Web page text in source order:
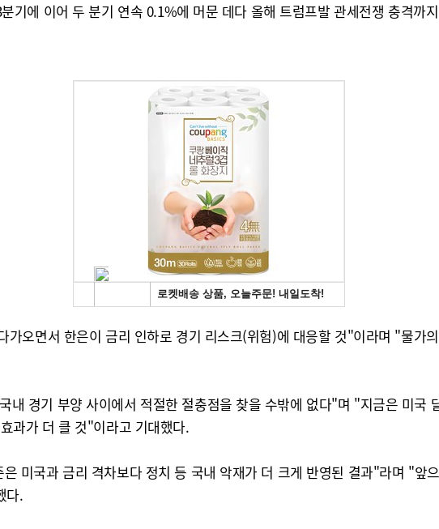
기에 이어 두 분기 연속 0.1%에 머문 데다 올해 트럼프발 관세전쟁 충격까
오면서 한은이 금리 인하로 경기 리스크(위험)에 대응할 것"이라며 "물가
내 경기 부양 사이에서 적절한 절충점을 찾을 수밖에 없다"며 "지금은 미국
과가 더 클 것"이라고 기대했다.
미국과 금리 격차보다 정치 등 국내 악재가 더 크게 반영된 결과"라며 "앞
다.